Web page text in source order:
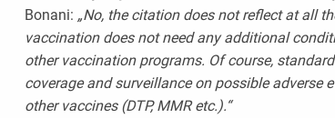
Bonani: „No, the citation does not reflect at all
vaccination does not need any additional
other vaccination programs. Of course,
coverage and surveillance on possible adverse
other vaccines (DTP, MMR etc.).“